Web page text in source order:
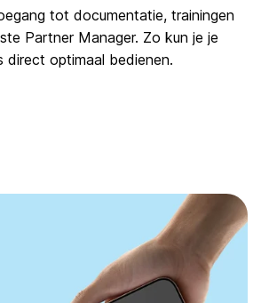
tot documentatie, trainingen
Partner Manager. Zo kun je je
direct optimaal bedienen.